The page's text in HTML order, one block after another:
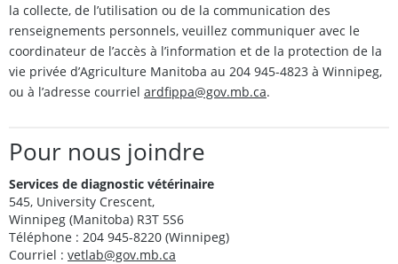
la collecte, de l’utilisation ou de la communication des
renseignements personnels, veuillez communiquer avec le
coordinateur de l’accès à l’information et de la protection de la
vie privée d’Agriculture Manitoba au 204 945-4823 à Winnipeg,
ou à l’adresse courriel ardfippa@gov.mb.ca.
Pour nous joindre
Services de diagnostic vétérinaire
545, University Crescent,
Winnipeg (Manitoba) R3T 5S6
Téléphone : 204 945-8220 (Winnipeg)
Courriel : vetlab@gov.mb.ca